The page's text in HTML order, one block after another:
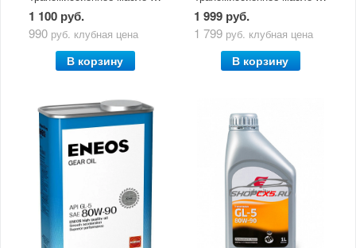
1 100 руб.
990 руб. клубная цена
В корзину
1 999 руб.
1 799 руб. клубная цена
В корзину